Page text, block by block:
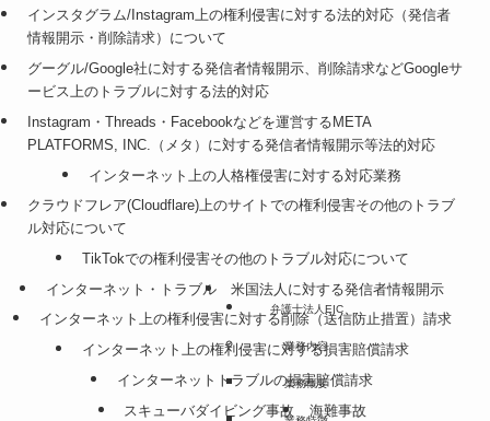
インスタグラム/Instagram上の権利侵害に対する法的対応（発信者
情報開示・削除請求）について
グーグル/Google社に対する発信者情報開示、削除請求などGoogleサ
ービス上のトラブルに対する法的対応
Instagram・Threads・Facebookなどを運営するMETA
PLATFORMS, INC.（メタ）に対する発信者情報開示等法的対応
インターネット上の人格権侵害に対する対応業務
クラウドフレア(Cloudflare)上のサイトでの権利侵害その他のトラブ
ル対応について
TikTokでの権利侵害その他のトラブル対応について
インターネット・トラブル
米国法人に対する発信者情報開示
インターネット上の権利侵害に対する削除（送信防止措置）請求
インターネット上の権利侵害に対する損害賠償請求
インターネットトラブルの損害賠償請求
スキューバダイビング事故
海難事故
弁護士法人EIC
業務内容
業務概要